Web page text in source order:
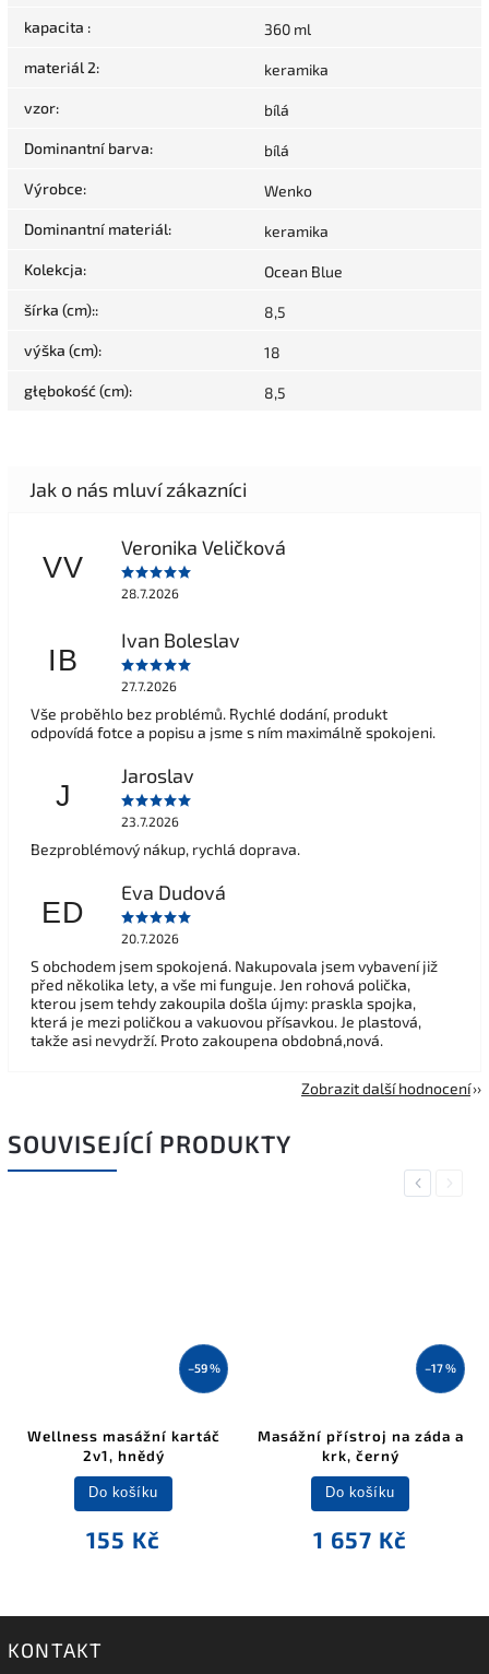
kapacita : 360 ml
materiál 2: keramika
vzor: bílá
Dominantní barva: bílá
Výrobce: Wenko
Dominantní materiál: keramika
Kolekcja: Ocean Blue
šírka (cm):: 8,5
výška (cm): 18
głębokość (cm): 8,5
VV
Veronika Veličková
28.7.2026
IB
Ivan Boleslav
27.7.2026
Vše proběhlo bez problémů. Rychlé dodání, produkt
odpovídá fotce a popisu a jsme s ním maximálně spokojeni.
J
Jaroslav
23.7.2026
Bezproblémový nákup, rychlá doprava.
ED
Eva Dudová
20.7.2026
S obchodem jsem spokojená. Nakupovala jsem vybavení již
před několika lety, a vše mi funguje. Jen rohová polička,
kterou jsem tehdy zakoupila došla újmy: praskla spojka,
která je mezi poličkou a vakuovou přísavkou. Je plastová,
takže asi nevydrží. Proto zakoupena obdobná,nová.
Zobrazit další hodnocení
SOUVISEJÍCÍ PRODUKTY
Previous
–59 %
Wellness masážní kartáč
2v1, hnědý
155 Kč
Do košíku
–17 %
Masážní přístroj na záda a
krk, černý
1 657 Kč
Do košíku
Next
KONTAKT